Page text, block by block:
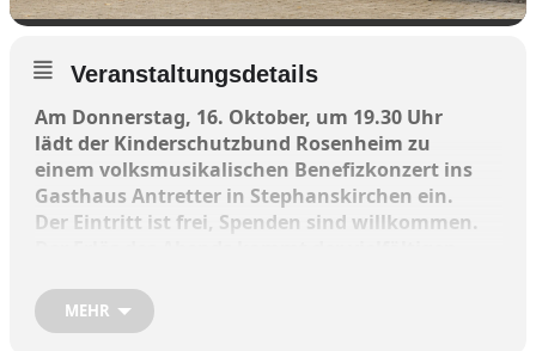
Veranstaltungsdetails
Am Donnerstag, 16. Oktober, um 19.30 Uhr
lädt der Kinderschutzbund Rosenheim zu
einem volksmusikalischen Benefizkonzert ins
Gasthaus Antretter in Stephanskirchen ein.
Der Eintritt ist frei, Spenden sind willkommen.
Jugendliche und Familien in Stadt und
Landkreis Rosenheim zugute.
MEHR